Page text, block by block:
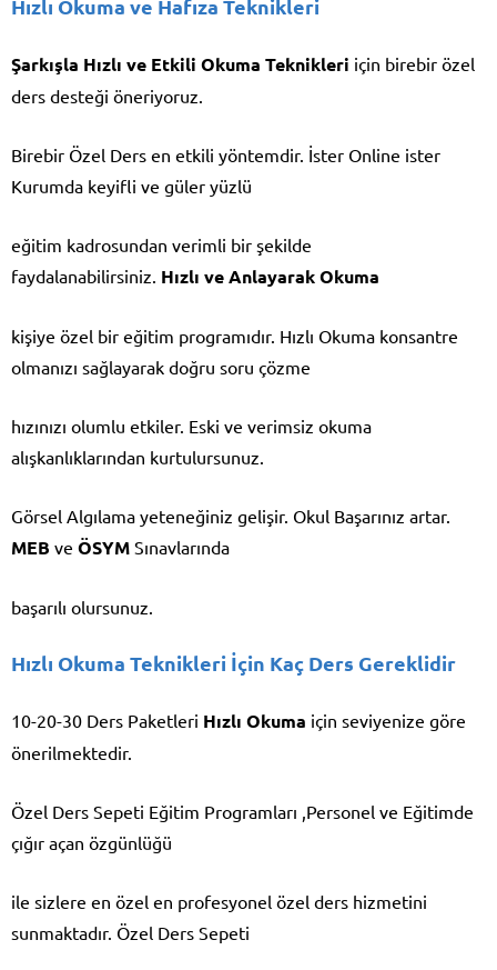
Hızlı Okuma ve Hafıza Teknikleri
Şarkışla Hızlı ve Etkili Okuma Teknikleri için birebir özel
ders desteği öneriyoruz.
Birebir Özel Ders en etkili yöntemdir. İster Online ister
Kurumda keyifli ve güler yüzlü
eğitim kadrosundan verimli bir şekilde
faydalanabilirsiniz. Hızlı ve Anlayarak Okuma
kişiye özel bir eğitim programıdır. Hızlı Okuma konsantre
olmanızı sağlayarak doğru soru çözme
hızınızı olumlu etkiler. Eski ve verimsiz okuma
alışkanlıklarından kurtulursunuz.
Görsel Algılama yeteneğiniz gelişir. Okul Başarınız artar.
MEB ve ÖSYM Sınavlarında
başarılı olursunuz.
Hızlı Okuma Teknikleri İçin Kaç Ders Gereklidir
10-20-30 Ders Paketleri Hızlı Okuma için seviyenize göre
önerilmektedir.
Özel Ders Sepeti Eğitim Programları ,Personel ve Eğitimde
çığır açan özgünlüğü
ile sizlere en özel en profesyonel özel ders hizmetini
sunmaktadır. Özel Ders Sepeti